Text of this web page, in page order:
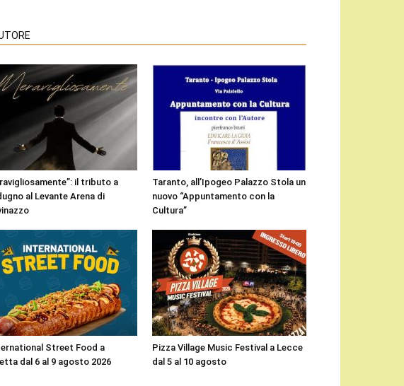
il tributo a
al Levante Arena di
Taranto, all’Ipogeo Palazzo Stola un
nuovo “Appuntamento con la
Cultura”
Street Food a
dal 6 al 9 agosto 2026
Pizza Village Music Festival a Lecce
dal 5 al 10 agosto